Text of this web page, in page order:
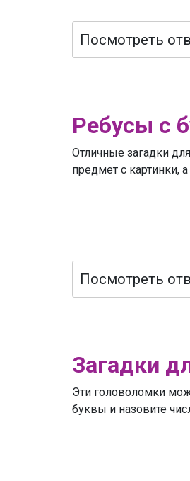
Посмотреть
Ребусы с
Отличные загадки
предмет с картинки,
Посмотреть
Загадки
Эти головоломки
буквы и назовите